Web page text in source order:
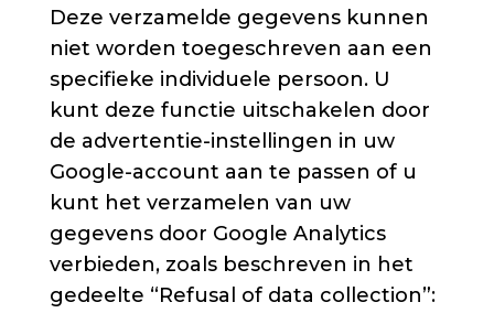
Deze verzamelde gegevens kunnen
niet worden toegeschreven aan een
specifieke individuele persoon. U
kunt deze functie uitschakelen door
de advertentie-instellingen in uw
Google-account aan te passen of u
kunt het verzamelen van uw
gegevens door Google Analytics
verbieden, zoals beschreven in het
gedeelte “Refusal of data collection”: